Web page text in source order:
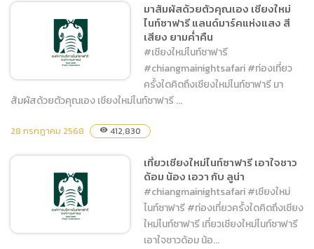
พระนางเจ้าสิริกิติ์ พระบรม
ราชินีนาถ พระบรมราชชนนี
มาสัมผัสด้วยตัวคุณเอง
มาร์คแห่งแสง สี เสียง ยาม
มาสัมผัสด้วยตัวคุณเอง เชียงใหม่
ไนท์ซาฟารี แลนด์มาร์คแห่งแสง สี
เสียง ยามค่ำคืน
#เชียงใหม่ไนท์ซาฟารี
#chiangmainightsafari #ท่องเที่ยว
ครั้งใดคิดถึงเชียงใหม่ไนท์ซาฟารี มา
สัมผัสด้วยตัวคุณเอง เชียงใหม่ไนท์ซาฟารี ...
28 กรกฎาคม 2568 visibility 412,830
เที่ยวเชียงใหม่ไนท์ซาฟารี เอาใจชาว
ด้อม น้อง เอวา กับ ลูน่า
#chiangmainightsafari #เชียงใหม่
ไนท์ซาฟารี #ท่องเที่ยวครั้งใดคิดถึงเชียง
ใหม่ไนท์ซาฟารี เที่ยวเชียงใหม่ไนท์ซาฟารี
เอาใจชาวด้อม น้อ...